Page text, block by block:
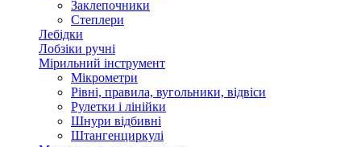
Заклепочники
Степлери
Лебідки
Лобзіки ручні
Мірильний інструмент
Мікрометри
Рівні, правила, вугольники, відвіси
Рулетки і лінійки
Шнури відбивні
Штангенциркулі